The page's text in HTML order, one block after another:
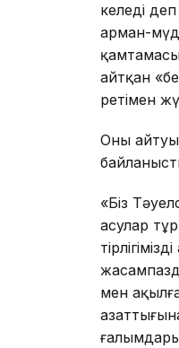
келеді
арман-
айтқан
ретімен
Оның
«Біз
асулар
мен